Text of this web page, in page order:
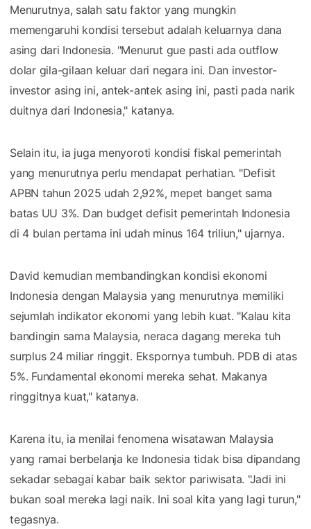
Menurutnya, salah satu faktor yang mungkin
memengaruhi kondisi tersebut adalah keluarnya dana
asing dari Indonesia. "Menurut gue pasti ada outflow
dolar gila-gilaan keluar dari negara ini. Dan investor-
investor asing ini, antek-antek asing ini, pasti pada narik
duitnya dari Indonesia," katanya.
Selain itu, ia juga menyoroti kondisi fiskal pemerintah
yang menurutnya perlu mendapat perhatian. "Defisit
APBN tahun 2025 udah 2,92%, mepet banget sama
batas UU 3%. Dan budget defisit pemerintah Indonesia
di 4 bulan pertama ini udah minus 164 triliun," ujarnya.
David kemudian membandingkan kondisi ekonomi
Indonesia dengan Malaysia yang menurutnya memiliki
sejumlah indikator ekonomi yang lebih kuat. "Kalau kita
bandingin sama Malaysia, neraca dagang mereka tuh
surplus 24 miliar ringgit. Ekspornya tumbuh. PDB di atas
5%. Fundamental ekonomi mereka sehat. Makanya
ringgitnya kuat," katanya.
Karena itu, ia menilai fenomena wisatawan Malaysia
yang ramai berbelanja ke Indonesia tidak bisa dipandang
sekadar sebagai kabar baik sektor pariwisata. "Jadi ini
bukan soal mereka lagi naik. Ini soal kita yang lagi turun,"
tegasnya.